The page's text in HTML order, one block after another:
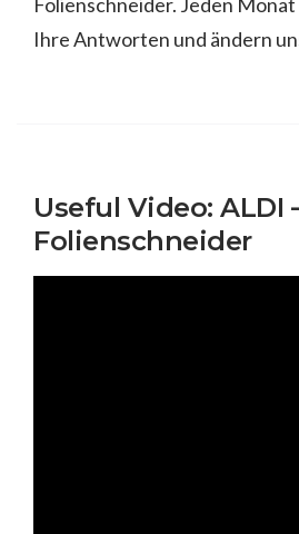
Folienschneider. Jeden
Ihre Antworten und ändern
Useful Video: ALDI
Folienschneider